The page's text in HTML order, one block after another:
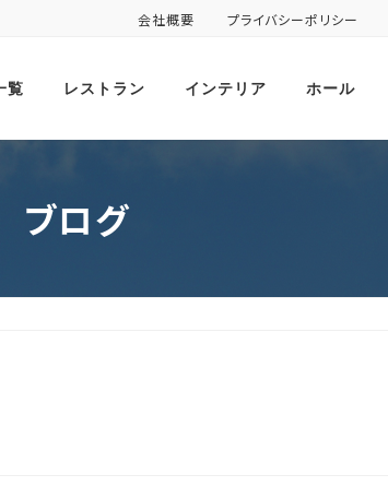
会社概要 プライバシーポリシー
覧 レストラン インテリア ホール
ブログ